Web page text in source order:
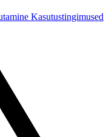
Kasutustingimused